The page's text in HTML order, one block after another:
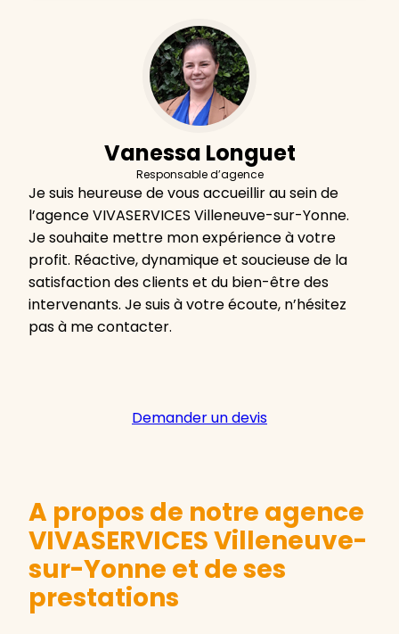
Vanessa Longuet
Responsable d’agence
Je suis heureuse de vous accueillir au sein de
l’agence VIVASERVICES Villeneuve-sur-Yonne.
Je souhaite mettre mon expérience à votre
profit. Réactive, dynamique et soucieuse de la
satisfaction des clients et du bien-être des
intervenants. Je suis à votre écoute, n’hésitez
pas à me contacter.
Demander un devis
A propos de notre agence
VIVASERVICES Villeneuve-
sur-Yonne et de ses
prestations